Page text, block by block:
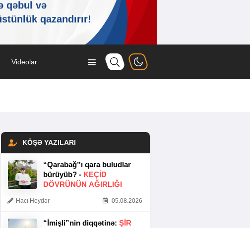
Videolar
KÖŞƏ YAZILARI
“Qarabağ”ı qara buludlar
bürüyüb? - KEÇID
DÖVRÜNÜN AĞIRLIĞI
Hacı Heydər 05.08.2026
“İmişli”nin diqqətinə: ŞIR